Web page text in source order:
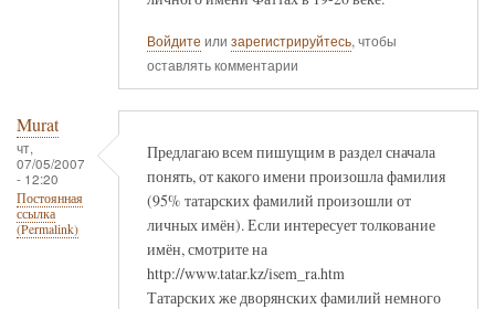
Войдите или зарегистрируйтесь, чтобы
оставлять комментарии
Murat
чт,
07/05/2007
- 12:20
Постоянная
ссылка
(Permalink)
Предлагаю всем пишущим в раздел сначала
понять, от какого имени произошла фамилия
(95% татарских фамилий произошли от
личных имён). Если интересует толкование
имён, смотрите на
http://www.tatar.kz/isem_ra.htm
Татарских же дворянских фамилий немного